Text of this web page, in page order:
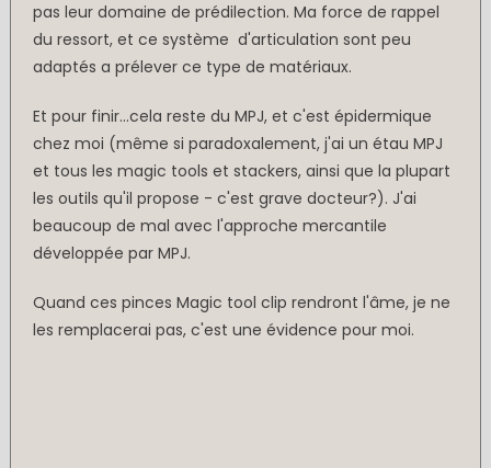
pas leur domaine de prédilection. Ma force de rappel
du ressort, et ce système d'articulation sont peu
adaptés a prélever ce type de matériaux.
Et pour finir...cela reste du MPJ, et c'est épidermique
chez moi (même si paradoxalement, j'ai un étau MPJ
et tous les magic tools et stackers, ainsi que la plupart
les outils qu'il propose - c'est grave docteur?). J'ai
beaucoup de mal avec l'approche mercantile
développée par MPJ.
Quand ces pinces Magic tool clip rendront l'âme, je ne
les remplacerai pas, c'est une évidence pour moi.